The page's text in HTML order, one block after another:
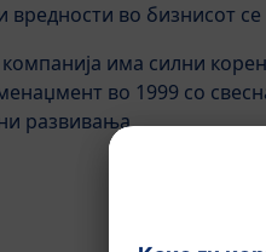
вредности во бизнисот
има силни
во 1999 со
развивања.